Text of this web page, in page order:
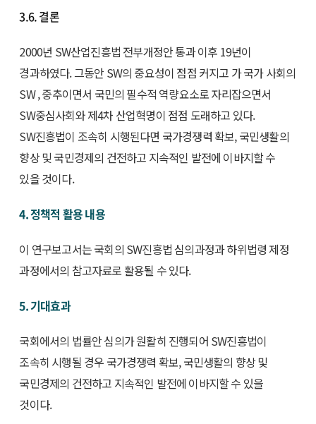
3.6. 결론
2000년 SW산업진흥법 전부개정안 통과 이후 19년이
경과하였다. 그동안 SW의 중요성이 점점 커지고 가 국가 사회의
SW , 중추이면서 국민의 필수적 역량요소로 자리잡으면서
SW중심사회와 제4차 산업혁명이 점점 도래하고 있다.
SW진흥법이 조속히 시행된다면 국가경쟁력 확보, 국민생활의
향상 및 국민경제의 건전하고 지속적인 발전에 이바지할 수
있을 것이다.
4. 정책적 활용 내용
이 연구보고서는 국회의 SW진흥법 심의과정과 하위법령 제정
과정에서의 참고자료로 활용될 수 있다.
5. 기대효과
국회에서의 법률안 심의가 원활히 진행되어 SW진흥법이
조속히 시행될 경우 국가경쟁력 확보, 국민생활의 향상 및
국민경제의 건전하고 지속적인 발전에 이바지할 수 있을
것이다.